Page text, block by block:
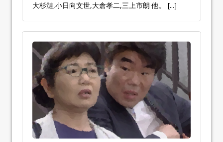
大杉漣,小日向文世,大倉孝二,三上市朗 他。 [...]